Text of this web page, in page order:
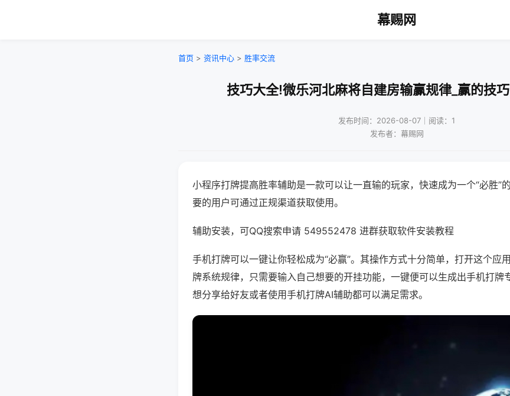
幕赐网
首页 > 资讯中心 > 胜率交流
技巧大全!微乐河北麻将自建房输赢规律_赢的技
发布时间：2026-08-07｜阅读：1
发布者：幕赐网
小程序打牌提高胜率辅助是一款可以让一直输的玩家，快速成为一个“必胜”
要的用户可通过正规渠道获取使用。
辅助安装，可QQ搜索申请 549552478 进群获取软件安装教程
手机打牌可以一键让你轻松成为“必赢”。其操作方式十分简单，打开这个应
牌系统规律，只需要输入自己想要的开挂功能，一键便可以生成出手机打牌
想分享给好友或者使用手机打牌AI辅助都可以满足需求。